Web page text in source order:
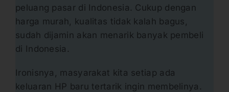
peluang pasar di Indonesia. Cukup dengan
harga murah, kualitas tidak kalah bagus,
sudah dijamin akan menarik banyak pembeli
di Indonesia.
Ironisnya, masyarakat kita setiap ada
keluaran HP baru tertarik ingin membelinya.